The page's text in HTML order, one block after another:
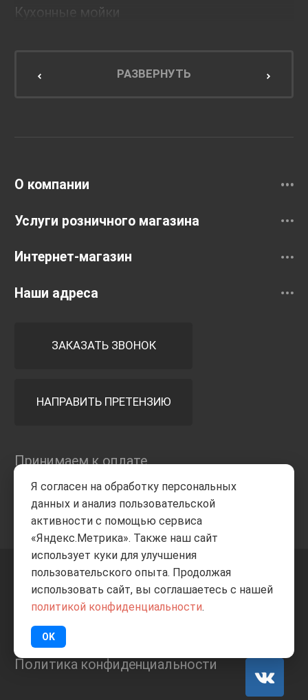
Кухонные мойки
Мебель для кухниРАЗВЕРНУТЬ
О компании
Услуги розничного магазина
Интернет-магазин
Наши адреса
ЗАКАЗАТЬ ЗВОНОК
НАПРАВИТЬ ПРЕТЕНЗИЮ
Принимаем к оплате
+7 8332205-805 ВВЕРХ
ИП Баранов А.С. 2026
Политика конфиденциальности
Я согласен на обработку персональных
данных и анализ пользовательской
активности с помощью сервиса
«Яндекс.Метрика». Также наш сайт
использует куки для улучшения
пользовательского опыта. Продолжая
использовать сайт, вы соглашаетесь с нашей
политикой конфиденциальности.
OK